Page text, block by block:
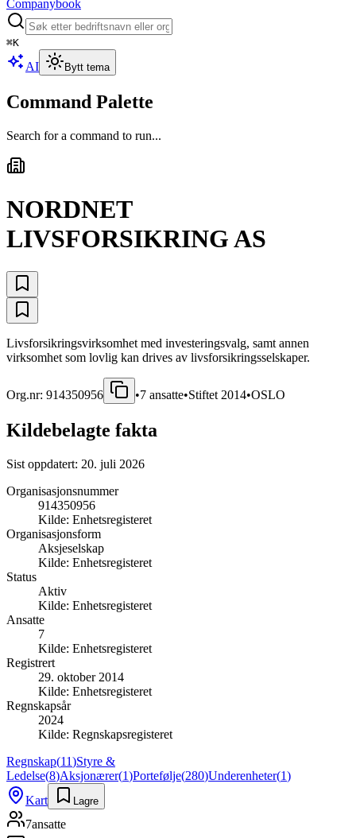
Companybook
⌘K
AI Bytt tema
Command Palette
Search for a command to run...
NORDNET
LIVSFORSIKRING AS
Livsforsikringsvirksomhet med investeringsvalg, samt annen
virksomhet som lovlig kan drives av livsforsikringsselskaper.
Org.nr: 914350956 •7 ansatte•Stiftet 2014•OSLO
Kildebelagte fakta
Sist oppdatert: 20. juli 2026
Organisasjonsnummer
914350956
Kilde: Enhetsregisteret
Organisasjonsform
Aksjeselskap
Kilde: Enhetsregisteret
Status
Aktiv
Kilde: Enhetsregisteret
Ansatte
7
Kilde: Enhetsregisteret
Registrert
29. oktober 2014
Kilde: Enhetsregisteret
Regnskapsår
2024
Kilde: Regnskapsregisteret
Regnskap(11)Styre &
Ledelse(8)Aksjonærer(1)Portefølje(280)Underenheter(1)
Kart
Lagre
7ansatte